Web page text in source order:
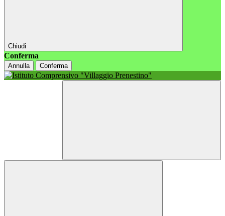
Chiudi
Conferma
Annulla Conferma